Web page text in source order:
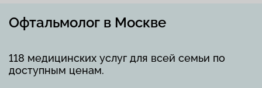
Офтальмолог в Москве
118 медицинских услуг для всей семьи по
доступным ценам.